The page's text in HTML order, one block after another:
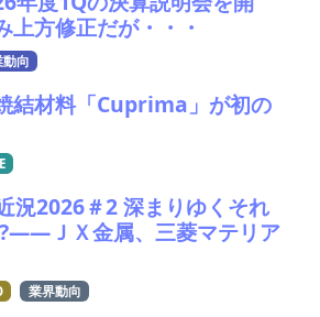
上方修正だが・・・
向
結材料「Cuprima」が初の
況2026＃2 深まりゆくそれ
ＪＸ金属、三菱マテリア
業界動向